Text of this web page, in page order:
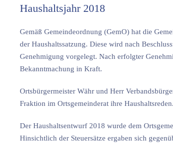
Haushaltsjahr 2018
Gemäß Gemeindeordnung (GemO) hat die
der Haushaltssatzung. Diese wird nach
Genehmigung vorgelegt. Nach erfolgter
Bekanntmachung in Kraft.
Ortsbürgermeister Währ und Herr
Fraktion im Ortsgemeinderat ihre Haushaltsreden.
Der Haushaltsentwurf 2018 wurde dem
Hinsichtlich der Steuersätze ergaben sich